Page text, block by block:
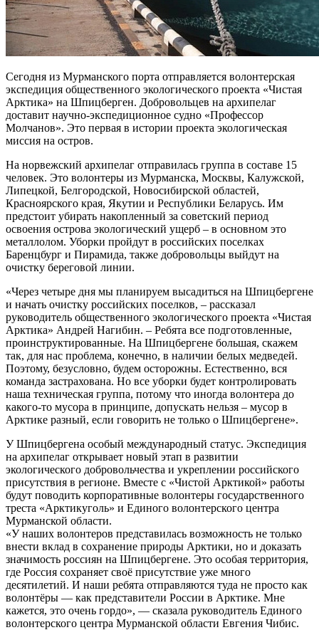
Сегодня из Мурманского порта отправляется волонтерская
экспедиция общественного экологического проекта «Чистая
Арктика» на Шпицберген. Добровольцев на архипелаг
доставит научно-экспедиционное судно «Профессор
Молчанов». Это первая в истории проекта экологическая
миссия на остров.
На норвежский архипелаг отправилась группа в составе 15
человек. Это волонтеры из Мурманска, Москвы, Калужской,
Липецкой, Белгородской, Новосибирской областей,
Красноярского края, Якутии и Республики Беларусь. Им
предстоит убирать накопленный за советский период
освоения острова экологический ущерб – в основном это
металлолом. Уборки пройдут в российских поселках
Баренцбург и Пирамида, также добровольцы выйдут на
очистку береговой линии.
«Через четыре дня мы планируем высадиться на Шпицбергене
и начать очистку российских поселков, – рассказал
руководитель общественного экологического проекта «Чистая
Арктика» Андрей Нагибин. – Ребята все подготовленные,
проинструктированные. На Шпицбергене большая, скажем
так, для нас проблема, конечно, в наличии белых медведей.
Поэтому, безусловно, будем осторожны. Естественно, вся
команда застрахована. Но все уборки будет контролировать
наша техническая группа, потому что иногда волонтера до
какого-то мусора в принципе, допускать нельзя – мусор в
Арктике разный, если говорить не только о Шпицбергене».
У Шпицбергена особый международный статус. Экспедиция
на архипелаг открывает новый этап в развитии
экологического добровольчества и укреплении российского
присутствия в регионе. Вместе с «Чистой Арктикой» работы
будут поводить корпоративные волонтеры государственного
треста «Арктикуголь» и Единого волонтерского центра
Мурманской области.
«У наших волонтеров представилась возможность не только
внести вклад в сохранение природы Арктики, но и доказать
значимость россиян на Шпицбергене. Это особая территория,
где Россия сохраняет своё присутствие уже много
десятилетий. И наши ребята отправляются туда не просто как
волонтёры — как представители России в Арктике. Мне
кажется, это очень гордо», — сказала руководитель Единого
волонтерского центра Мурманской области Евгения Чибис.